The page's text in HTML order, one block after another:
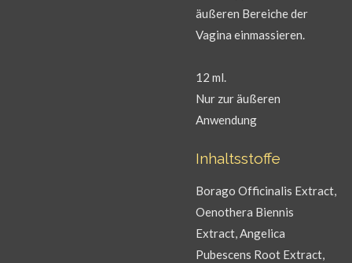
äußeren Bereiche der
Vagina einmassieren.
12 ml.
Nur zur äußeren
Anwendung
Inhaltsstoffe
Borago Officinalis Extract,
Oenothera Biennis
Extract, Angelica
Pubescens Root Extract,